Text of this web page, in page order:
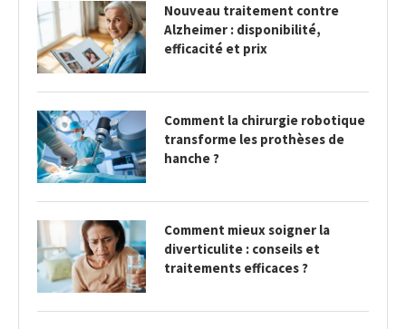
Nouveau traitement contre
Alzheimer : disponibilité,
efficacité et prix
Comment la chirurgie robotique
transforme les prothèses de
hanche ?
Comment mieux soigner la
diverticulite : conseils et
traitements efficaces ?